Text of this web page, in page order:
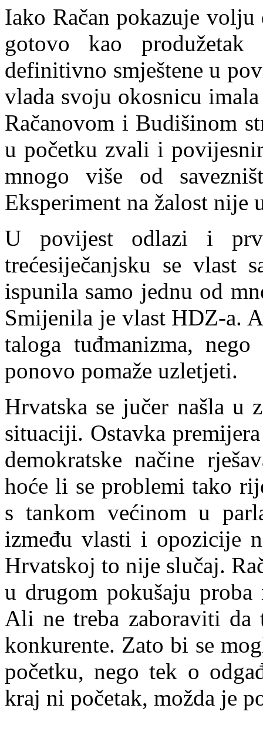
Iako Račan pokazuje
gotovo kao
definitivno smještene u
vlada svoju okosnicu
Račanovom i Budišinom
u početku zvali i
mnogo više od
Eksperiment na žalost nije
U povijestodlazi i prva
trećesiječanjsku se vlast
ispunila samo jednu od
Smijenila je vlast HDZ-a.
taloga tuđmanizma,
ponovo pomaže uzletjeti.
Hrvatska se jučer našla u
situaciji. Ostavka
demokratske načine
hoće li se problemi tako
s tankom većinom u
između vlasti i opozicije
Hrvatskoj to nije slučaj.
u drugom pokušaju
Ali ne treba zaboraviti
konkurente. Zato bi se
početku, nego tek o
kraj ni početak, možda je